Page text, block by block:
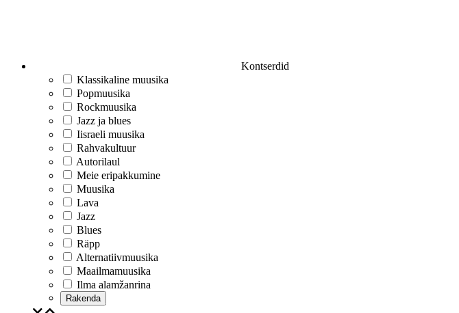
Kontserdid
Klassikaline muusika
Popmuusika
Rockmuusika
Jazz ja blues
Iisraeli muusika
Rahvakultuur
Autorilaul
Meie eripakkumine
Muusika
Lava
Jazz
Blues
Räpp
Alternatiivmuusika
Maailmamuusika
Ilma alamžanrina
Rakenda